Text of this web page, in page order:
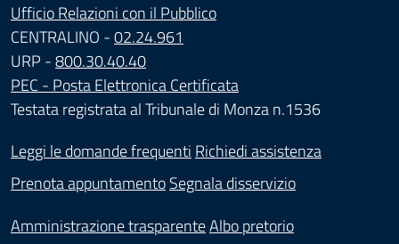
Ufficio Relazioni con il Pubblico
CENTRALINO -02.24.961
URP -800.30.40.40
PEC - Posta Elettronica Certificata
Testata registrata al Tribunale di Monza n.1536
Leggi le domande frequenti Richiedi assistenza
Prenota appuntamentoSegnala disservizio
Amministrazione trasparenteAlbo pretorio